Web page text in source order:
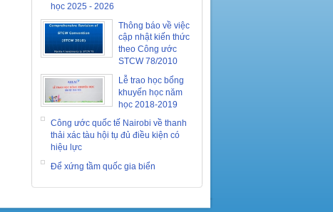
học 2025 - 2026
Thông báo về việc
cập nhật kiến thức
theo Công ước
STCW 78/2010
Lễ trao học bổng
khuyến học năm
học 2018-2019
Công ước quốc tế Nairobi về thanh
thải xác tàu hội tụ đủ điều kiện có
hiệu lực
Để xứng tầm quốc gia biển